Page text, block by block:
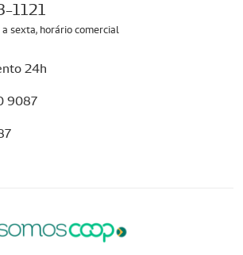
1121
sexta, horário comercial
24h
9087